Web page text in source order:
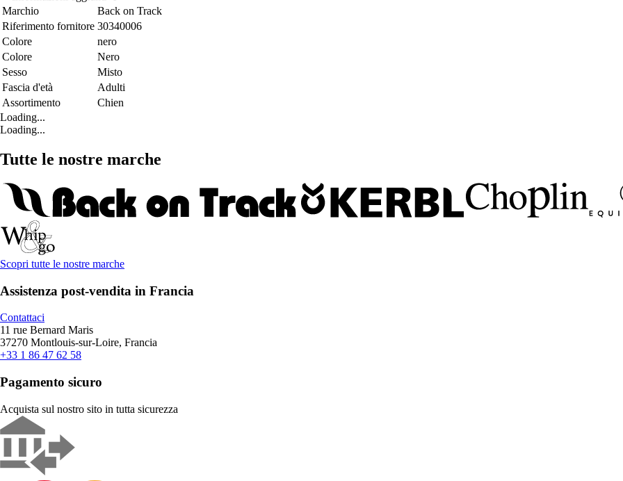
Marchio
Back on Track
Riferimento fornitore 30340006
Colore
nero
Colore
Nero
Sesso
Misto
Fascia d'età
Adulti
Assortimento
Chien
Loading...
Loading...
Tutte le nostre marche
Scopri tutte le nostre marche
Assistenza post-vendita in Francia
Contattaci
11 rue Bernard Maris
37270 Montlouis-sur-Loire, Francia
+33 1 86 47 62 58
Pagamento sicuro
Acquista sul nostro sito in tutta sicurezza